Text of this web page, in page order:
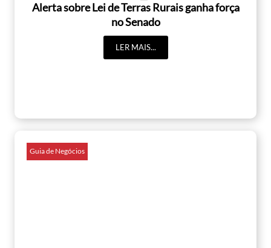
Alerta sobre Lei de Terras Rurais ganha força
no Senado
LER MAIS...
Guia de Negócios